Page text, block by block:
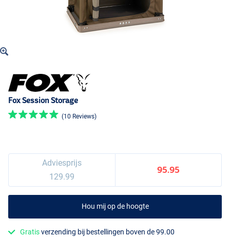
Fox Session Storage
(10 Reviews)
Adviesprijs
129.99
95.95
Hou mij op de hoogte
Gratisverzending bij bestellingen boven de 99.00